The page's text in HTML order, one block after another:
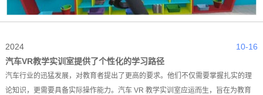
10-16
2024
汽车VR教学实训室提供了个性化的学习路径
汽车行业的迅猛发展，对教育者提出了更高的要求。他们不仅需要掌握扎实的理
论知识，更需要具备实际操作能力。汽车 VR 教学实训室应运而生，旨在为教育